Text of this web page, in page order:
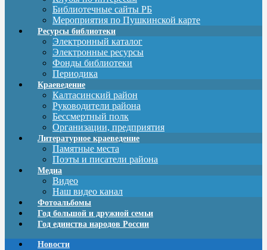
Библиотечные сайты РБ
Мероприятия по Пушкинской карте
Ресурсы библиотеки
Электронный каталог
Электронные ресурсы
Фонды библиотеки
Периодика
Краеведение
Калтасинский район
Руководители района
Бессмертный полк
Организации, предприятия
Литературное краеведение
Памятные места
Поэты и писатели района
Медиа
Видео
Наш видео канал
Фотоальбомы
Год большой и дружной семьи
Год единства народов России
Новости